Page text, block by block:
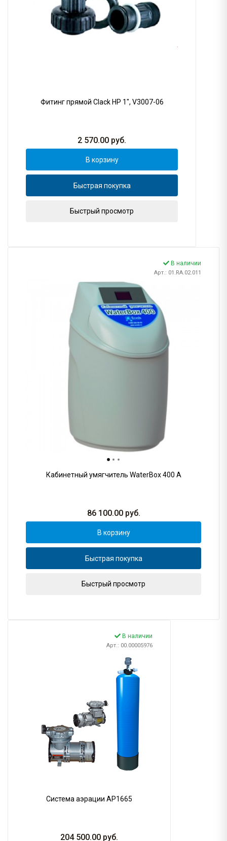
Фитинг прямой Clack НР 1", V3007-06
2 570.00 руб.
В корзину
Быстрая покупка
Быстрый просмотр
В наличии
Арт.: 01.RA.02.011
Кабинетный умягчитель WaterBox 400 A
86 100.00руб.
В корзину
Быстрая покупка
Быстрый просмотр
В наличии
Арт.: 00.00005976
Система аэрации AP1665
204 500.00 руб.